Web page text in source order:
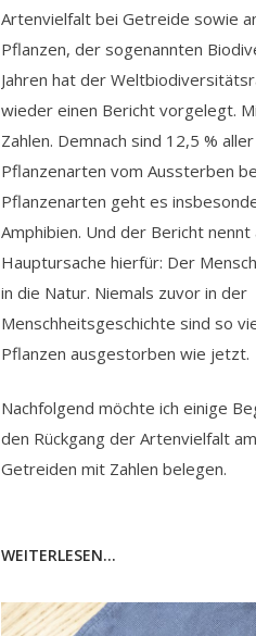
Artenvielfalt bei Getreide sowie
Pflanzen, der sogenannten
Jahren hat der
wieder einen Bericht vorgelegt.
Zahlen. Demnach sind 12,5 %
Pflanzenarten vom Aussterben
Pflanzenarten geht es
Amphibien. Und der Bericht nennt
Hauptursache hierfür: Der
in die Natur. Niemals zuvor in der
Menschheitsgeschichte sind so
Pflanzen ausgestorben wie jetzt.
Nachfolgend möchte ich einige
den Rückgang der Artenvielfalt
Getreiden mit Zahlen belegen.
WEITERLESEN...